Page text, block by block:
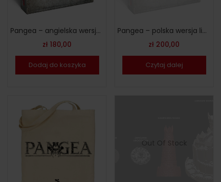
Pangea – angielska wersja limitowana
zł 180,00
Dodaj do koszyka
Pangea – polska wersja limitowana
zł 200,00
Czytaj dalej
Out Of Stock